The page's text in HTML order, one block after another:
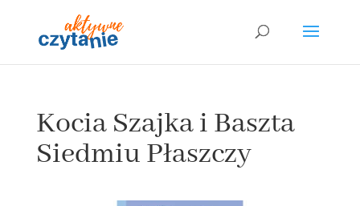
Kocia Szajka i Baszta
Siedmiu Płaszczy